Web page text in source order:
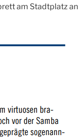
am Stadtplatz